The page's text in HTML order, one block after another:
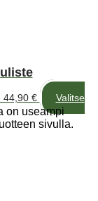
44,90 €
Valitse
on useampi
sivulla.